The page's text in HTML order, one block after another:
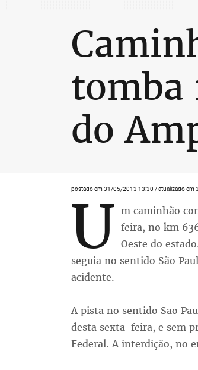
tomba
do
postado em 31/05/2013 13:30 / atualizado em
U m caminhão
feira, no km
Oeste do
seguia no sentido São
acidente.
A pista no sentido Sao
desta sexta-feira, e sem
Federal. A interdição, no